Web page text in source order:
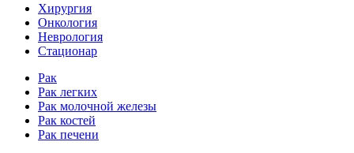
Хирургия
Онкология
Неврология
Стационар
Рак
Рак легких
Рак молочной железы
Рак костей
Рак печени